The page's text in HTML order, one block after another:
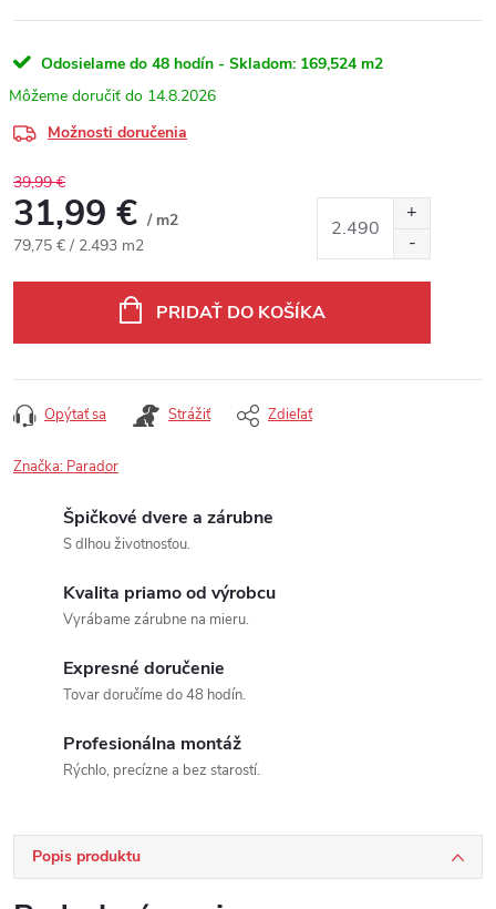
Odosielame do 48 hodín - Skladom: 169,524 m2
14.8.2026
Možnosti doručenia
39,99 €
31,99 € / m2
Jednotková cena:
79,75 € / 2.493 m2
PRIDAŤ DO KOŠÍKA
Opýtať sa Strážiť Zdieľať
Značka: Parador
Špičkové dvere a zárubne
S dlhou životnosťou.
Kvalita priamo od výrobcu
Vyrábame zárubne na mieru.
Expresné doručenie
Tovar doručíme do 48 hodín.
Profesionálna montáž
Rýchlo, precízne a bez starostí.
Popis produktu